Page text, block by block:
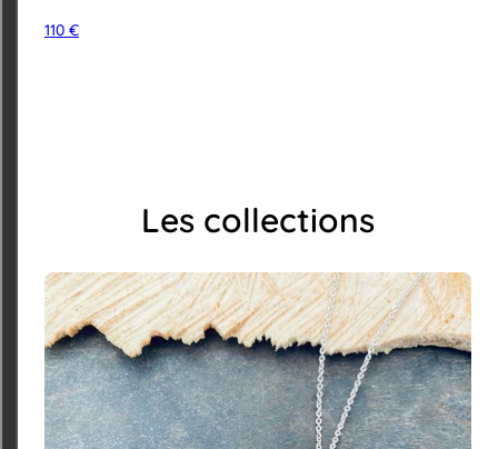
110 €
Les collections